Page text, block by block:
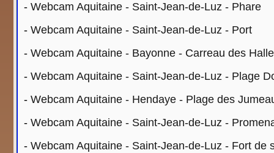
- Webcam Aquitaine - Saint-Jean-de-Luz - Phare
- Webcam Aquitaine - Saint-Jean-de-Luz - Port
- Webcam Aquitaine - Bayonne - Carreau des
- Webcam Aquitaine - Saint-Jean-de-Luz - Plage
- Webcam Aquitaine - Hendaye - Plage des
- Webcam Aquitaine - Saint-Jean-de-Luz -
- Webcam Aquitaine - Saint-Jean-de-Luz - Fort de